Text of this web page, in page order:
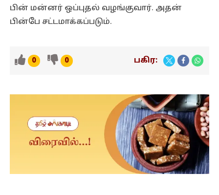
பின் மன்னர் ஒப்புதல் வழங்குவார். அதன்
பின்பே சட்டமாக்கப்படும்.
0 0 பகிர: